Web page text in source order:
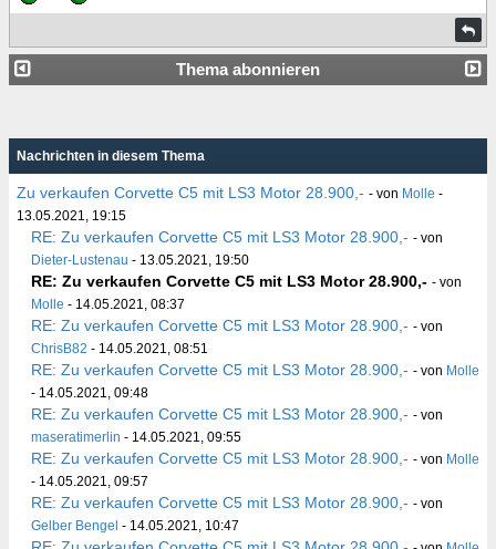
Thema abonnieren
Nachrichten in diesem Thema
Zu verkaufen Corvette C5 mit LS3 Motor 28.900,- - von Molle -
13.05.2021, 19:15
RE: Zu verkaufen Corvette C5 mit LS3 Motor 28.900,- - von
Dieter-Lustenau - 13.05.2021, 19:50
RE: Zu verkaufen Corvette C5 mit LS3 Motor 28.900,- - von
Molle - 14.05.2021, 08:37
RE: Zu verkaufen Corvette C5 mit LS3 Motor 28.900,- - von
ChrisB82 - 14.05.2021, 08:51
RE: Zu verkaufen Corvette C5 mit LS3 Motor 28.900,- - von Molle
- 14.05.2021, 09:48
RE: Zu verkaufen Corvette C5 mit LS3 Motor 28.900,- - von
maseratimerlin - 14.05.2021, 09:55
RE: Zu verkaufen Corvette C5 mit LS3 Motor 28.900,- - von Molle
- 14.05.2021, 09:57
RE: Zu verkaufen Corvette C5 mit LS3 Motor 28.900,- - von
Gelber Bengel - 14.05.2021, 10:47